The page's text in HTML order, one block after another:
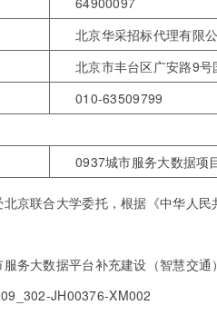
北京华采招标代理有限
北京市丰台区广安路9
010-63509799
0937城市服务大数据项
京联合大学委托，根据《中华人
务大数据平台补充建设（智慧交通
JH00376-XM002